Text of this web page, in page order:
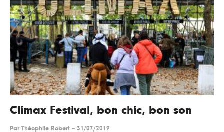
Climax Festival, bon chic, bon son
Par Théophile Robert -- 31/07/2019